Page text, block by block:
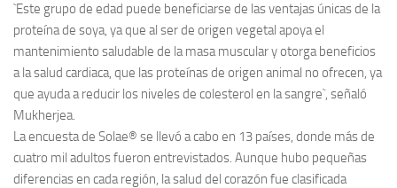
`Este grupo de edad puede beneficiarse de las ventajas únicas de la
proteína de soya, ya que al ser de origen vegetal apoya el
mantenimiento saludable de la masa muscular y otorga beneficios
a la salud cardiaca, que las proteínas de origen animal no ofrecen, ya
que ayuda a reducir los niveles de colesterol en la sangre`, señaló
Mukherjea.
La encuesta de Solae® se llevó a cabo en 13 países, donde más de
cuatro mil adultos fueron entrevistados. Aunque hubo pequeñas
diferencias en cada región, la salud del corazón fue clasificada